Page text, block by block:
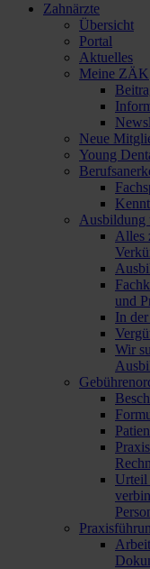
Zahnärzte
Übersicht
Portal
Aktuelles
Meine ZÄK
Neue
Young
Ausbildung
Alles
und
In
Wir
Urteil